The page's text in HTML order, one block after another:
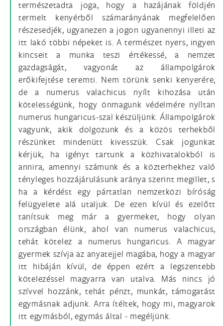
természetadta joga, hogy a hazájának földjén
termelt kenyérből számarányának megfelelően
részesedjék, ugyanezen a jogon ugyanennyi illeti az
itt lakó többi népeket is. A természet nyers, ingyen
kincseit a munka teszi értékessé, a nemzet
gazdagságát, vagyonát az állampolgárok
erőkifejtése teremti. Nem törünk senki kenyerére,
de a numerus valachicus nyílt kihozása után
kötelességünk, hogy önmagunk védelmére nyíltan
numerus hungaricus-szal készüljünk. Állampolgárok
vagyunk, akik dolgozunk és a közös terhekből
részünket mindenütt kivesszük. Csak jogunkat
kérjük, ha igényt tartunk a közhivatalokból is
annira, amennyi számunk és a közterhekhez való
tényleges hozzájárulásunk aránya szerint megillet, s
ha a kérdést egy pártatlan nemzetközi bíróság
felügyelete alá utaljuk. De ezen kívül és ezelőtt
tanítsuk meg már a gyermeket, hogy olyan
országban élünk, ahol van numerus valachicus,
tehát kötelez a numerus hungaricus. A magyar
gyermek szívja az anyatejjel magába, hogy a magyar
itt hibáján kívül, de éppen ezért a legszentebb
kötelezéssel magyarra van utalva. Más nincs jó
szívvel hozzánk, tehát pénzt, munkát, támogatást
egymásnak adjunk. Arra ítéltek, hogy mi, magyarok
itt egymásból, egymás által - megéljünk.